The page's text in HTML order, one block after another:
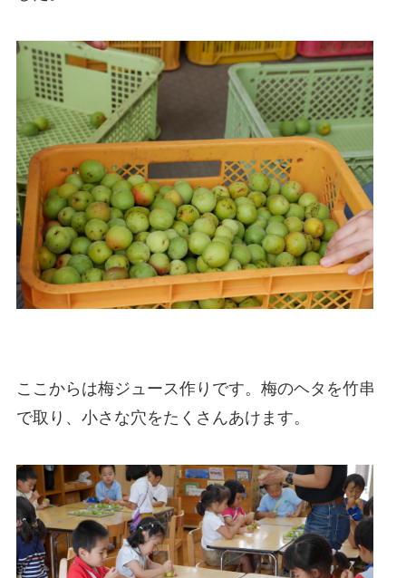
ここからは梅ジュース作りです。梅のヘタを竹串
で取り、小さな穴をたくさんあけます。